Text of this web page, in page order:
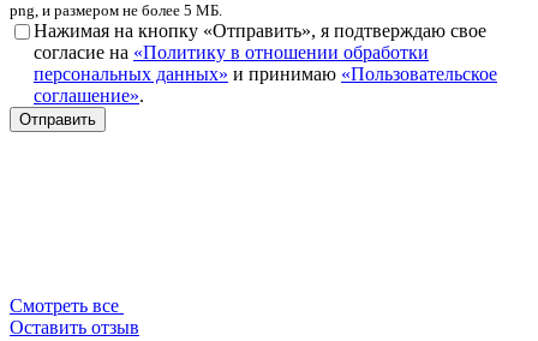
png, и размером не более 5 МБ.
Нажимая на кнопку «Отправить», я подтверждаю свое
согласие на «Политику в отношении обработки
персональных данных» и принимаю «Пользовательское
соглашение».
Смотреть все
Оставить отзыв